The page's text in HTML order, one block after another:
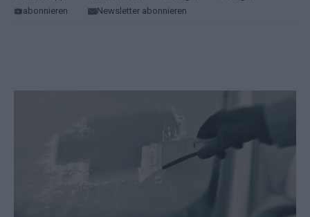
abonnieren
Newsletter abonnieren